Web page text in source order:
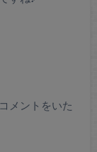
メントをいた